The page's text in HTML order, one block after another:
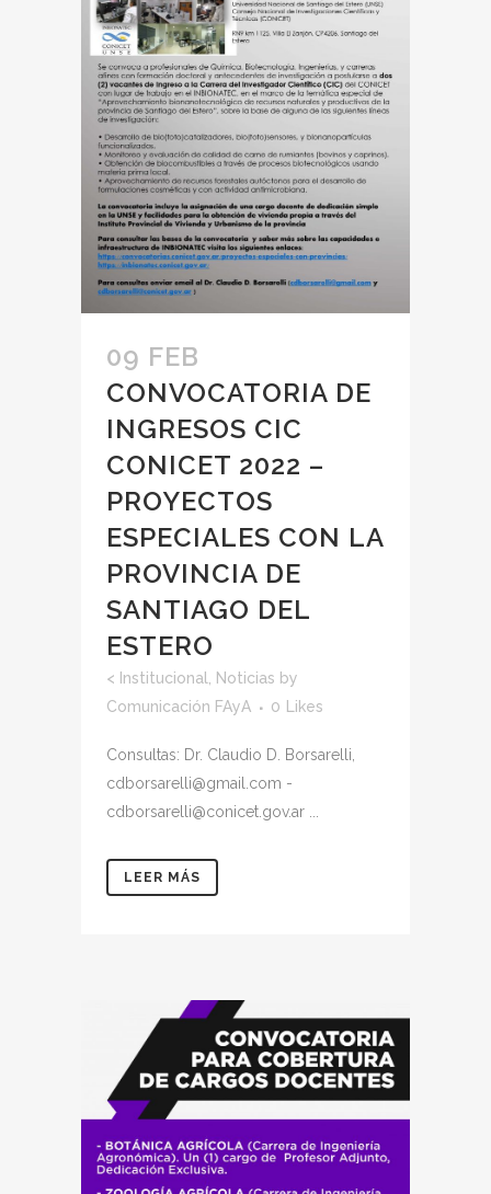
09 FEB
CONVOCATORIA DE
INGRESOS CIC
CONICET 2022 –
PROYECTOS
ESPECIALES CON LA
PROVINCIA DE
SANTIAGO DEL
ESTERO
< Institucional Noticias by
Comunicación FAyA
0 Likes
Consultas: Dr. Claudio D. Borsarelli,
cdborsarelli@gmail.com -
cdborsarelli@conicet.gov.ar ...
LEER MÁS